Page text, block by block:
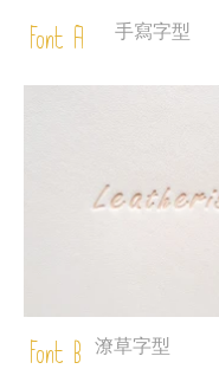
Font A 手寫字型
Font B 潦草字型